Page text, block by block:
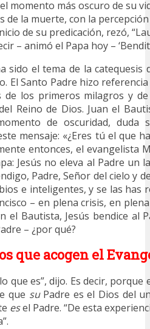
momento más oscuro de su
de la muerte, con la
de su predicación, rezó,
– animó el Papa hoy –
sido el tema de la catequesis
El Santo Padre hizo
de los primeros milagros y
Reino de Dios. Juan el
de oscuridad, duda
mensaje: «¿Eres tú el que
entonces, el evangelista
Jesús no eleva al Padre un
Padre, Señor del cielo y
e inteligentes, y se las has
– en plena crisis, en
el Bautista, Jesús bendice al
– ¿por qué?
que acogen el
que es”, dijo. Es decir, porque
que suPadre es el Dios del
esel Padre. “De esta